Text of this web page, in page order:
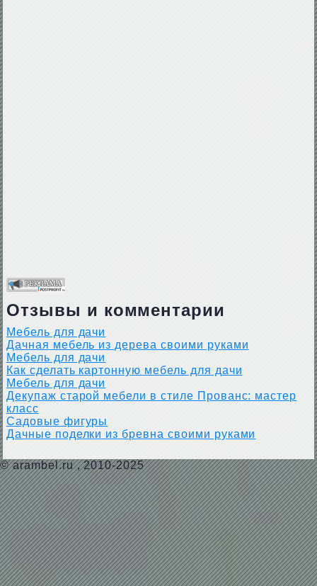
Отзывы и комментарии
Мебель для дачи
Дачная мебель из дерева своими руками
Мебель для дачи
Как сделать картонную мебель для дачи
Мебель для дачи
Декупаж старой мебели в стиле Прованс: мастер
класс
Садовые фигуры
Дачные поделки из бревна своими руками
© arambel.ru, 2010-2025